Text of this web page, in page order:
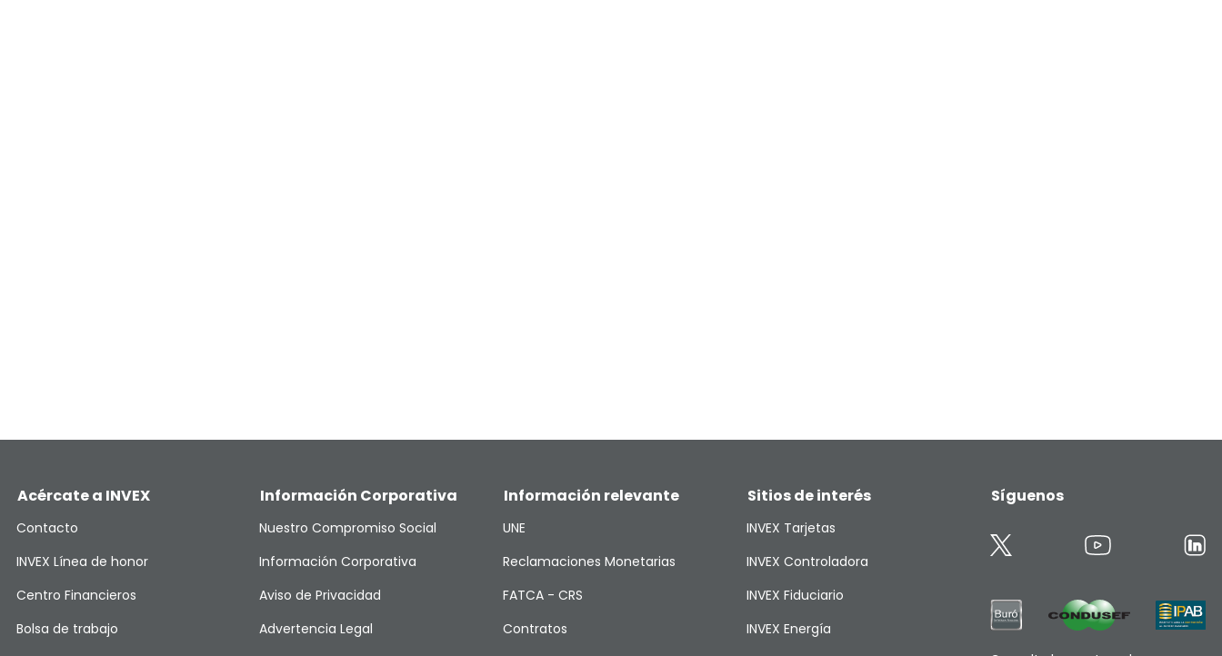
Acércate a INVEX
Contacto
INVEX Línea de honor
Centro Financieros
Bolsa de trabajo
Información Corporativa
Nuestro Compromiso Social
Información Corporativa
Aviso de Privacidad
Advertencia Legal
Información relevante
UNE
Reclamaciones Monetarias
FATCA - CRS
Contratos
Sitios de interés
INVEX Tarjetas
INVEX Controladora
INVEX Fiduciario
INVEX Energía
Síguenos